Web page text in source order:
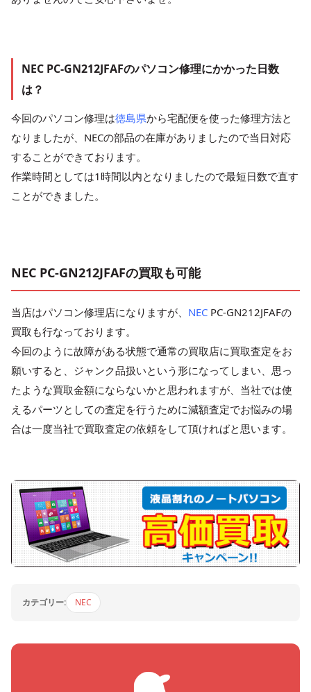
NEC PC-GN212JFAFのパソコン修理にかかった日数
は？
今回のパソコン修理は徳島県から宅配便を使った修理方法と
なりましたが、NECの部品の在庫がありましたので当日対応
することができております。
作業時間としては1時間以内となりましたので最短日数で直す
ことができました。
NEC PC-GN212JFAFの買取も可能
当店はパソコン修理店になりますが、 NEC PC-GN212JFAFの
買取も行なっております。
今回のように故障がある状態で通常の買取店に買取査定をお
願いすると、ジャンク品扱いという形になってしまい、思っ
たような買取金額にならないかと思われますが、当社では使
えるパーツとしての査定を行うために減額査定でお悩みの場
合は一度当社で買取査定の依頼をして頂ければと思います。
カテゴリー: NEC